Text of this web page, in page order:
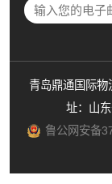
青岛鼎通国际
址：山
鲁公网安备